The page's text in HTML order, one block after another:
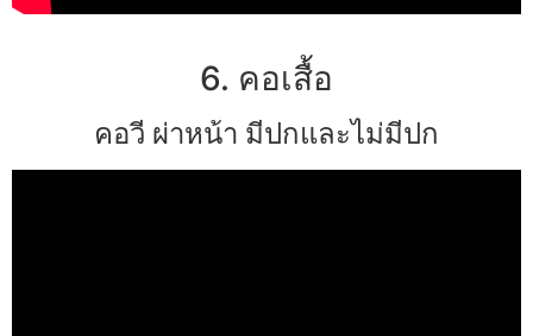
6. คอเสื้อ
คอวี ผ่าหน้า มีปกและไม่มีปก